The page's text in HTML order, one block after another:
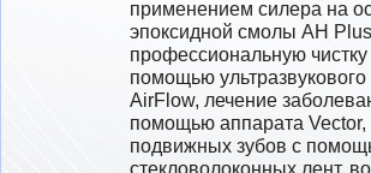
применением силера на
эпоксидной смолы AH
профессиональную чистку
помощью ультразвукового
AirFlow, лечение
помощью аппарата
подвижных зубов с
стекловолоконных лент,